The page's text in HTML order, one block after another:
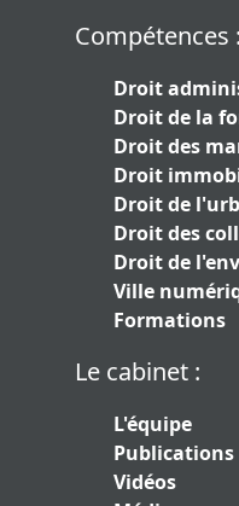
Compétences :
Droit
Droit de la
Droit des
Droit
Droit de
Droit des
Droit de
Ville
Formations
Le cabinet :
L'équipe
Publications
Vidéos